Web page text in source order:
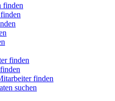
finden
finden
finden
suchen